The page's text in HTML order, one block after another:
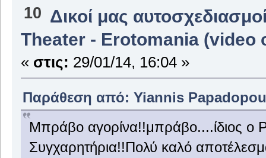
10 Δικοί μας
Theater - Erotomania (video
« στις: 29/01/14, 16:04 »
Παράθεση από: Yiannis
Μπράβο αγορίνα!!μπράβο....ίδιος ο
Συγχαρητήρια!!Πολύ καλό